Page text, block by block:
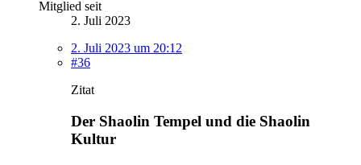
Mitglied seit
2. Juli 2023
2. Juli 2023 um 20:12
#36
Zitat
Der Shaolin Tempel und die Shaolin
Kultur